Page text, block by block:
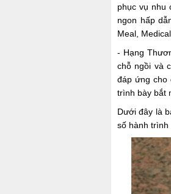
phục vụ nhu
ngon hấp
Meal,
- Hạng
chỗ ngồi và
đáp ứng cho
trình bày bắt
Dưới đây là
số hành trình